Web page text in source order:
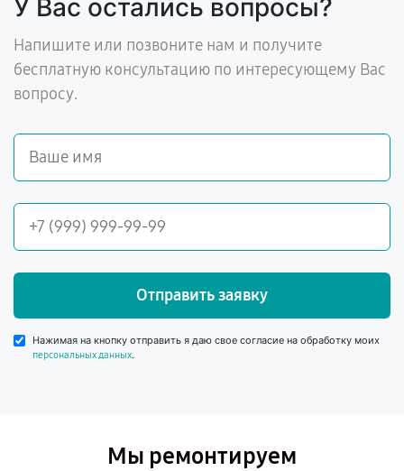
У Вас остались вопросы?
Напишите или позвоните нам и получите
бесплатную консультацию по интересующему Вас
вопросу.
Отправить заявку
Нажимая на кнопку отправить я даю свое согласие на обработку моих
персональных данных.
Мы ремонтируем